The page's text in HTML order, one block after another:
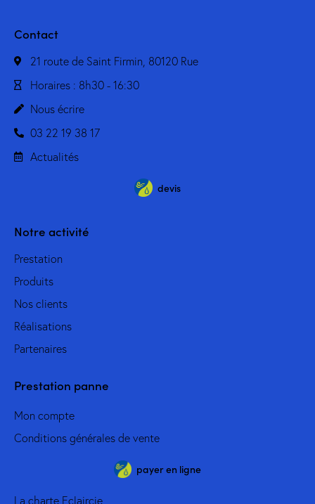
Contact
21 route de Saint Firmin, 80120 Rue
Horaires : 8h30 - 16:30
Nous écrire
03 22 19 38 17
Actualités
devis
Notre activité
Prestation
Produits
Nos clients
Réalisations
Partenaires
Prestation panne
Mon compte
Conditions générales de vente
payer en ligne
La charte Eclaircie